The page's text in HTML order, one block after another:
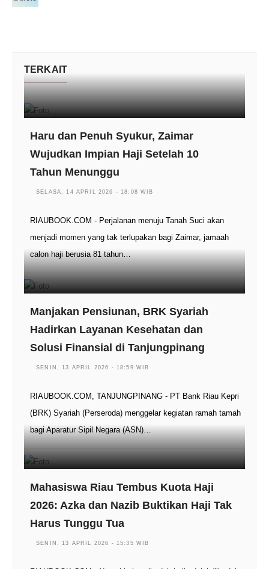
TERKAIT
Haru dan Penuh Syukur, Zaimar
Wujudkan Impian Haji Setelah 10
Tahun Menunggu
SELASA, 14 APRIL 2026 - 18:08 WIB
RIAUBOOK.COM - Perjalanan menuju Tanah Suci akan
menjadi momen yang tak terlupakan bagi Zaimar, jamaah
calon haji berusia 81 tahun…
Manjakan Pensiunan, BRK Syariah
Hadirkan Layanan Kesehatan dan
Solusi Finansial di Tanjungpinang
SENIN, 13 APRIL 2026 - 18:59 WIB
RIAUBOOK.COM, TANJUNGPINANG - PT Bank Riau Kepri
(BRK) Syariah (Perseroda) menggelar kegiatan ramah tamah
bagi Aparatur Sipil Negara (ASN)…
Mahasiswa Riau Tembus Kuota Haji
2026: Azka dan Nazib Buktikan Haji Tak
Harus Tunggu Tua
SENIN, 13 APRIL 2026 - 15:35 WIB